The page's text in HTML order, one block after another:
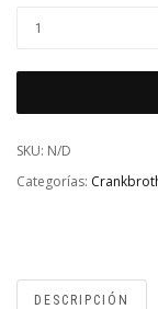
POSTE
7
V2
-
REMOTO)
SKU: N/D
Categorías:
DESCRIPCIÓN